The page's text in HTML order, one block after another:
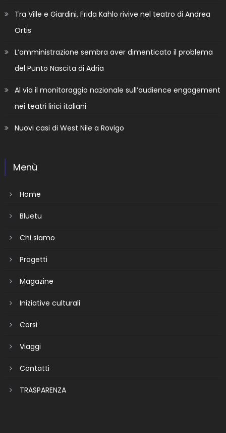
Tra Ville e Giardini, Frida Kahlo rivive nel teatro di Andrea
Ortis
L’amministrazione sembra aver dimenticato il problema
del Punto Nascita di Adria
Al via il monitoraggio nazionale sull’audience engagement
nei teatri lirici italiani
Nuovi casi di West Nile a Rovigo
Menù
Home
Bluetu
Chi siamo
Progetti
Magazine
Iniziative culturali
Corsi
Viaggi
Contatti
TRASPARENZA